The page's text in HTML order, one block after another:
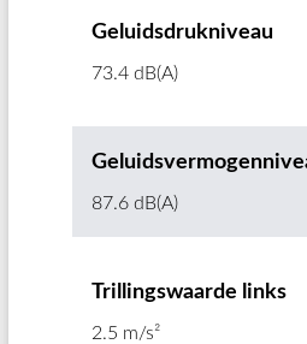
Geluidsdrukniveau
73.4 dB(A)
87.6 dB(A)
Trillingswaarde links
2.5 m/s²